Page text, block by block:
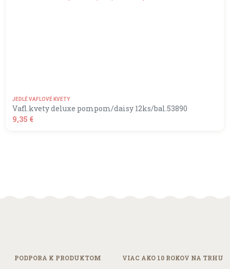
JEDLÉ VAFLOVÉ KVETY
Vafl.kvety deluxe pompom/daisy 12ks/bal.53890
9,35 €
PODPORA K PRODUKTOM VIAC AKO 10 ROKOV NA TRHU